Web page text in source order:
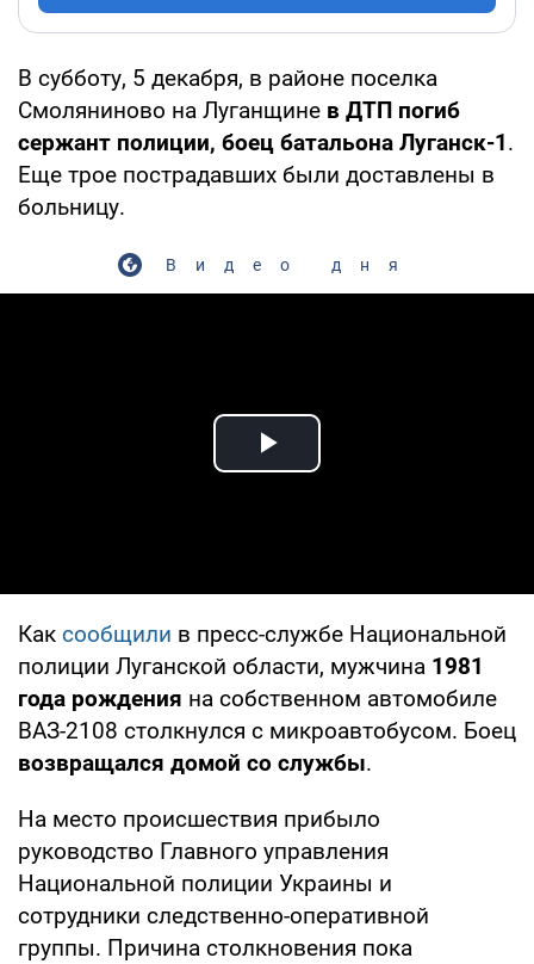
В субботу, 5 декабря, в районе поселка
Смоляниново на Луганщине в ДТП погиб
сержант полиции, боец батальона Луганск-1.
Еще трое пострадавших были доставлены в
больницу.
Видео дня
Play Video
Как сообщили в пресс-службе Национальной
полиции Луганской области, мужчина 1981
года рождения на собственном автомобиле
ВАЗ-2108 столкнулся с микроавтобусом. Боец
возвращался домой со службы.
На место происшествия прибыло
руководство Главного управления
Национальной полиции Украины и
сотрудники следственно-оперативной
группы. Причина столкновения пока